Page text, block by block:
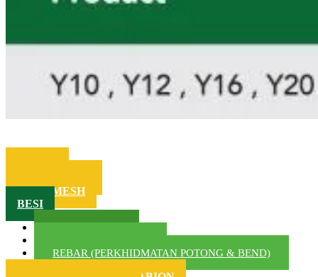
WIRE MESH
BESI
REBAR (PERKHIDMATAN POTONG & BEND)